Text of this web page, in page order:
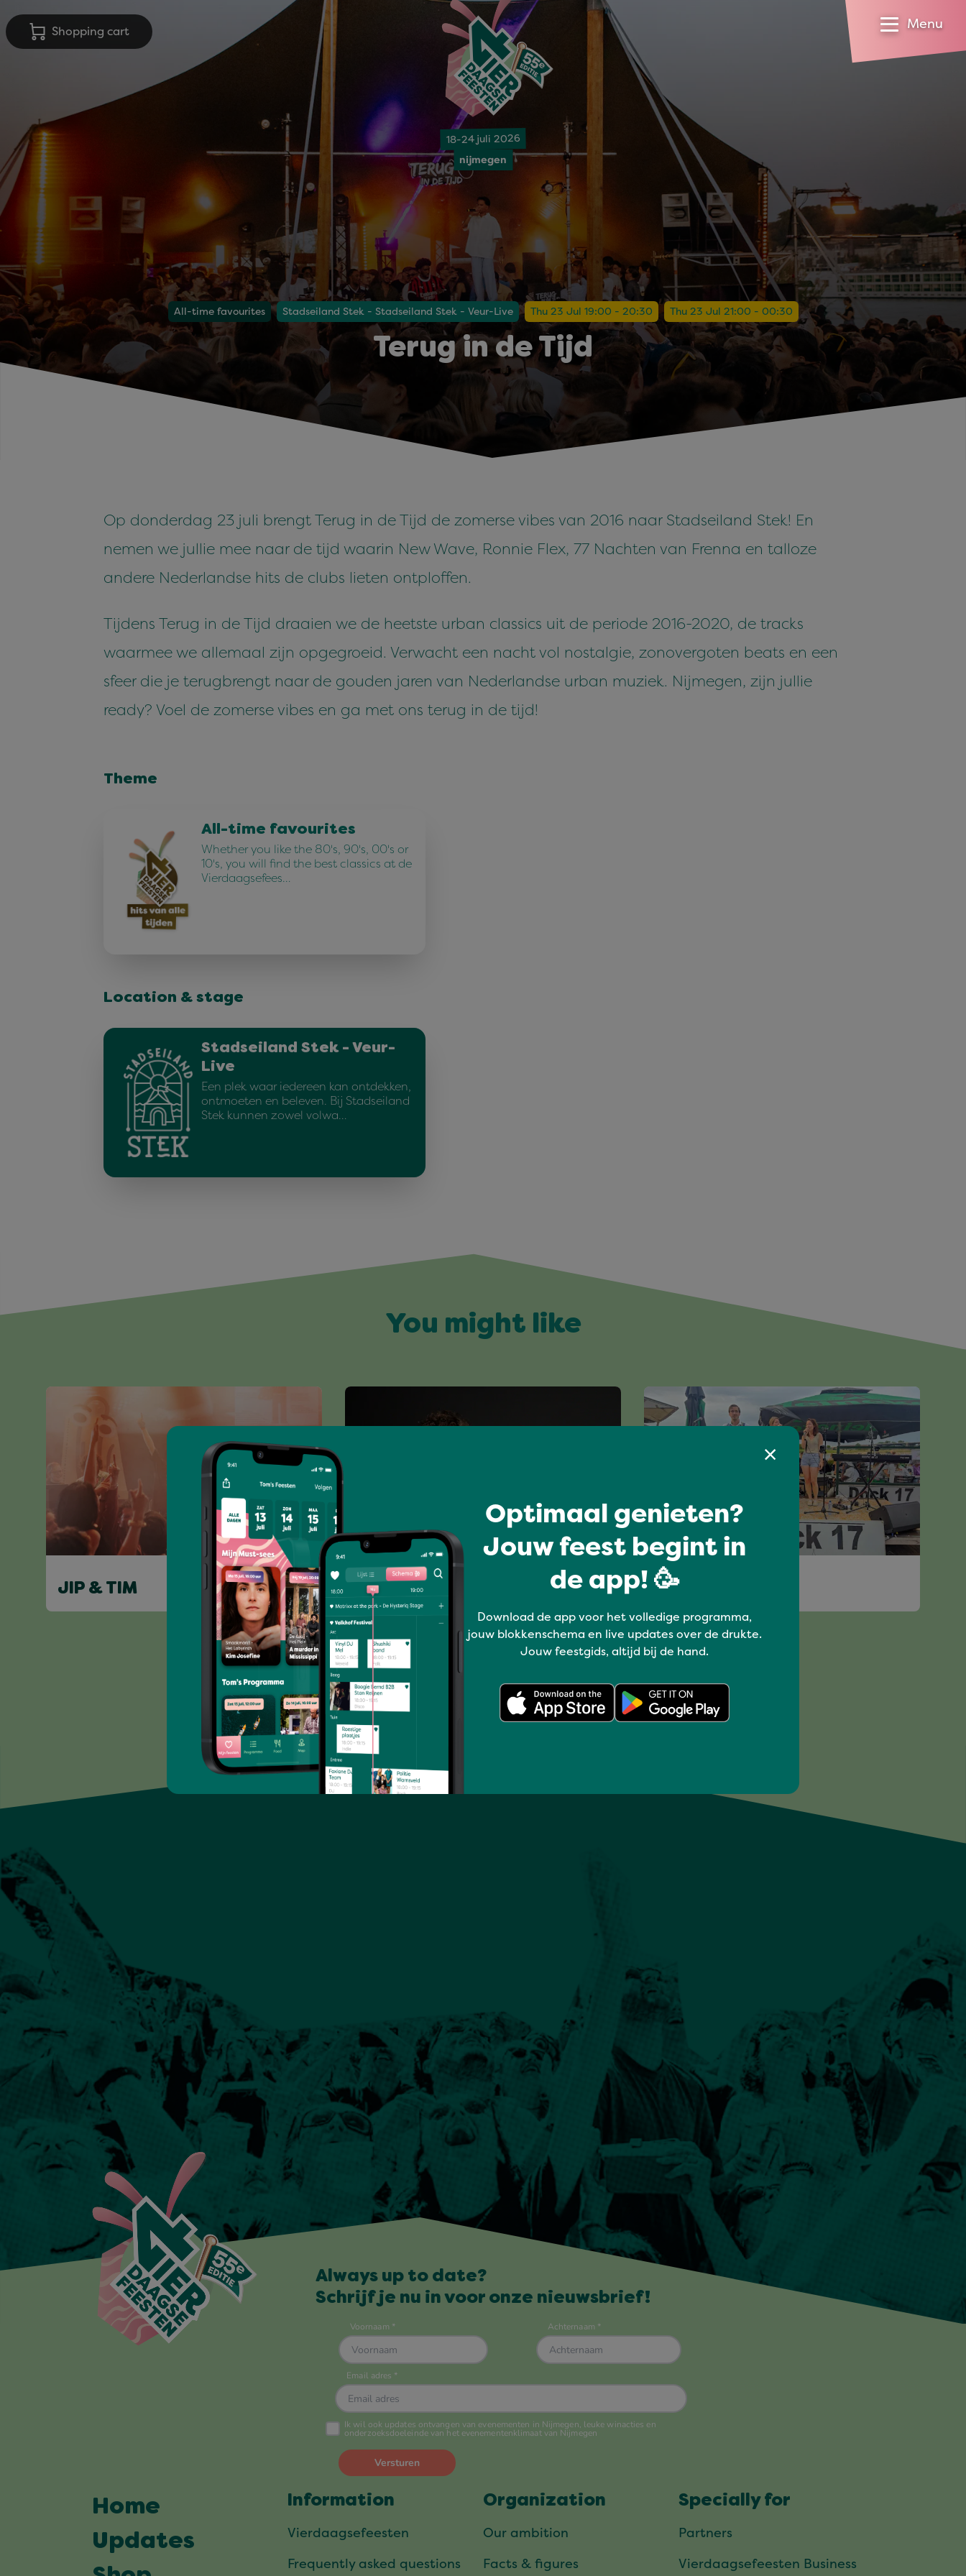
Shopping cart
18-24 juli 2026
nijmegen
Menu
All-time favourites Stadseiland Stek - Stadseiland Stek - Veur-Live Thu 23 Jul 19:00 - 20:30 Thu 23 Jul 21:00 - 00:30
Terug in de Tijd
Op donderdag 23 juli brengt Terug in de Tijd de zomerse vibes van 2016 naar Stadseiland Stek! En
nemen we jullie mee naar de tijd waarin New Wave, Ronnie Flex, 77 Nachten van Frenna en talloze
andere Nederlandse hits de clubs lieten ontploffen.
Tijdens Terug in de Tijd draaien we de heetste urban classics uit de periode 2016-2020, de tracks
waarmee we allemaal zijn opgegroeid. Verwacht een nacht vol nostalgie, zonovergoten beats en een
sfeer die je terugbrengt naar de gouden jaren van Nederlandse urban muziek. Nijmegen, zijn jullie
ready? Voel de zomerse vibes en ga met ons terug in de tijd!
Theme
All-time favourites
Whether you like the 80's, 90's, 00's or
10's, you will find the best classics at de
Vierdaagsefees…
Location & stage
Stadseiland Stek - Veur-
Live
Een plek waar iedereen kan ontdekken,
ontmoeten en beleven. Bij Stadseiland
Stek kunnen zowel volwa…
You might like
JIP & TIM
All-time favourites
FEESTCOLLEGE
I love music
THE EASY ROAD
Optimaal genieten?
Jouw feest begint in
de app! 🥳
Download de app voor het volledige programma,
jouw blokkenschema en live updates over de drukte.
Jouw feestgids, altijd bij de hand.
Always up to date?
Schrijf je nu in voor onze nieuwsbrief!
Home
Updates
Information
Vierdaagsefeesten
Frequently asked questions
Organization
Our ambition
Facts & figures
Specially for
Partners
Vierdaagsefeesten Business